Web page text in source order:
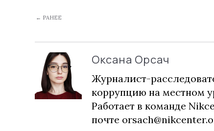
← РАНЕЕ
Оксана Орсач
Журналист-
коррупцию на местном
Работает в команде
почте